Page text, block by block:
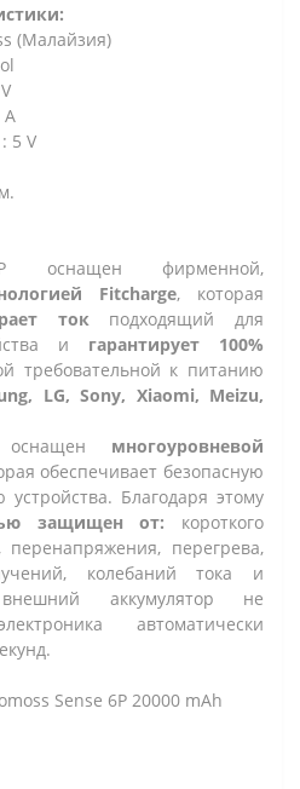
(Малайзия)
A
5 V
оснащен фирменной,
Fitcharge, которая
ток подходящий для
и гарантирует 100%
требовательной к питанию
LG, Sony, Xiaomi, Meizu,
многоуровневой
обеспечивает безопасную
устройства. Благодаря этому
защищен от: короткого
перенапряжения, перегрева,
колебаний тока и
аккумулятор не
автоматически
Sense 6P 20000 mAh